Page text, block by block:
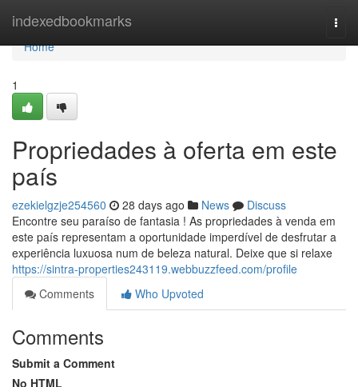
indexedbookmarks
Home
Home
1
Propriedades à oferta em este
país
ezekielgzje254560 28 days ago News
Discuss
Encontre seu paraíso de fantasia ! As propriedades à venda em
este país representam a oportunidade imperdível de desfrutar a
experiência luxuosa num de beleza natural. Deixe que si relaxe
https://sintra-properties243119.webbuzzfeed.com/profile
Comments
Who Upvoted
Comments
Submit a Comment
No HTML